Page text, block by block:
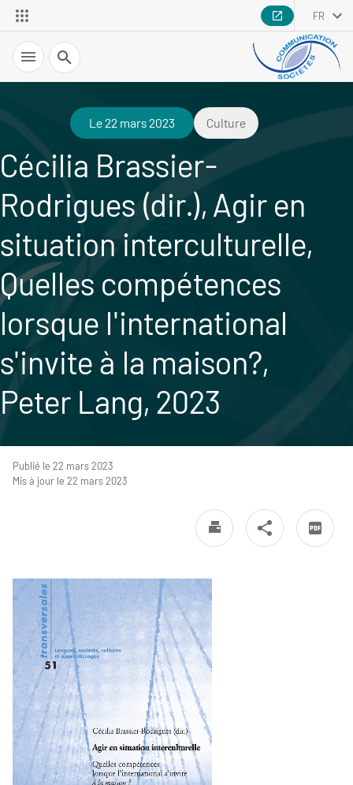
FR
Recherche
Le 22 mars 2023 Culture
Cécilia Brassier-
Rodrigues (dir.), Agir en
situation interculturelle,
Quelles compétences
lorsque l'international
s'invite à la maison?,
Peter Lang, 2023
Publié le 22 mars 2023
Mis à jour le 22 mars 2023